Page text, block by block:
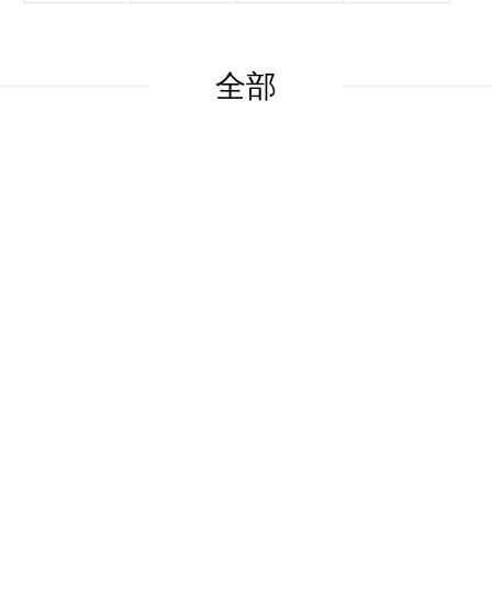
全部